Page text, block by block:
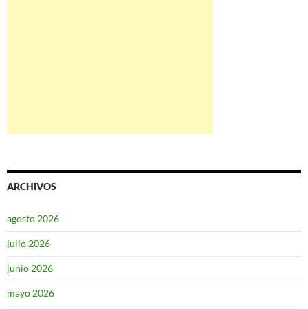
ARCHIVOS
agosto 2026
julio 2026
junio 2026
mayo 2026